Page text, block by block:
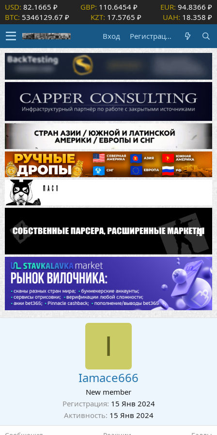
USD: 82.1665 ₽ GBP: 110.6454 ₽ EUR: 94.8366 ₽
BTC: 5346129.67 ₽ KZT: 17.5765 ₽ UAH: 18.358 ₽
Вход
Регистрация
I
Iamace666
New member
Регистрация 15 Янв 2024
Активность 15 Янв 2024